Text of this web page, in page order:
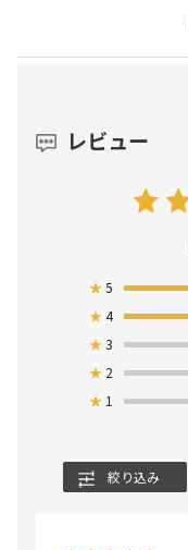
レビュー
★5
★4
★3
★ 2
★ 1
絞り込み